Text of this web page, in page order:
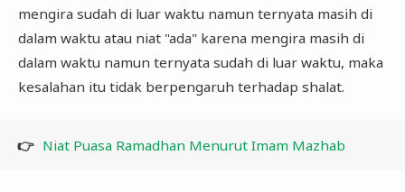
mengira sudah di luar waktu namun ternyata masih di
dalam waktu atau niat "ada" karena mengira masih di
dalam waktu namun ternyata sudah di luar waktu, maka
kesalahan itu tidak berpengaruh terhadap shalat.
👉 Niat Puasa Ramadhan Menurut Imam Mazhab